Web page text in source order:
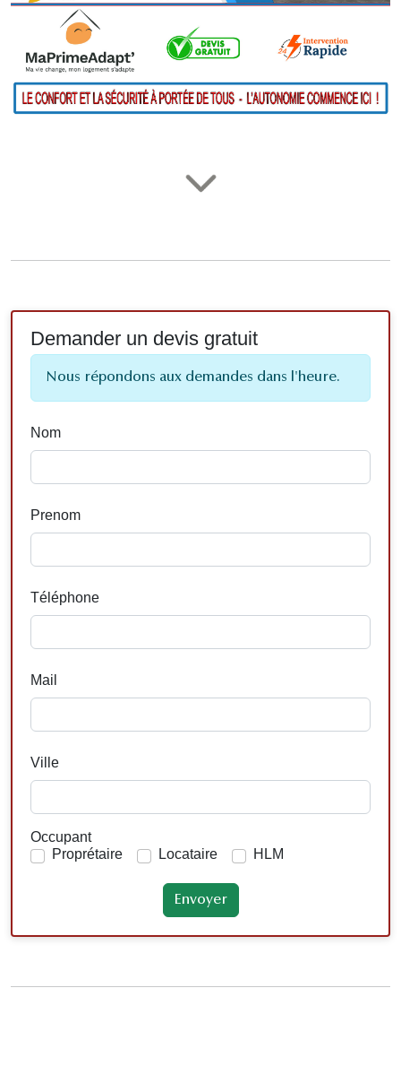
Demander un devis gratuit
Nous répondons aux demandes dans l'heure.
Nom
Prenom
Téléphone
Mail
Ville
Occupant
Proprétaire
Locataire HLM